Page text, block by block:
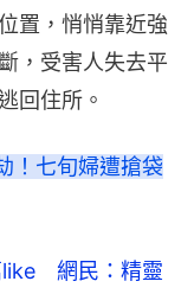
置，悄悄靠近強
，受害人失去平
回住所。
！七旬婦遭搶袋
like 網民：精靈